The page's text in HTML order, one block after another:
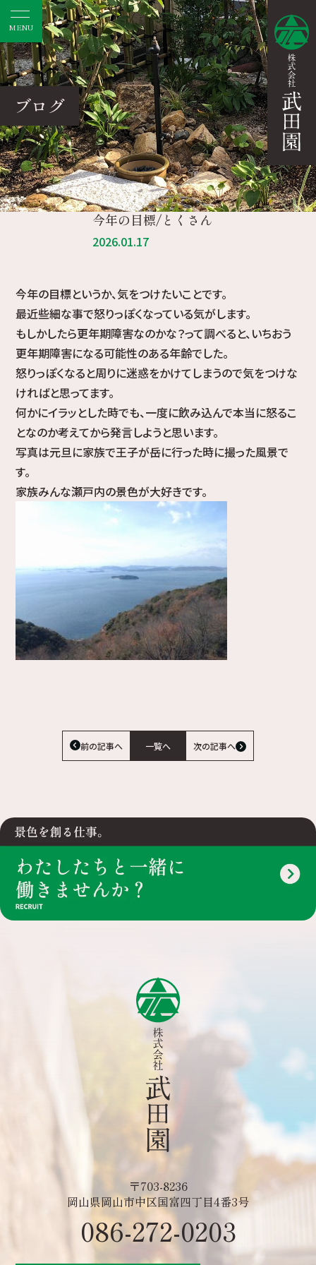
MENU
ブログ
今年の目標/とくさん
2026.01.17
今年の目標というか、気をつけたいことです。
最近些細な事で怒りっぽくなっている気がします。
もしかしたら更年期障害なのかな？って調べると、いちおう
更年期障害になる可能性のある年齢でした。
怒りっぽくなると周りに迷惑をかけてしまうので気をつけな
ければと思ってます。
何かにイラッとした時でも、一度に飲み込んで本当に怒るこ
となのか考えてから発言しようと思います。
写真は元旦に家族で王子が岳に行った時に撮った風景で
す。
家族みんな瀬戸内の景色が大好きです。
前の記事へ 一覧へ 次の記事へ
〒703-8236
岡山県岡山市中区国富四丁目4番3号
086-272-0203